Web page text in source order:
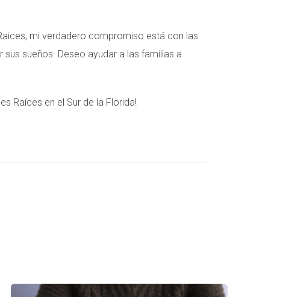
mi verdadero compromiso está con las
sueños. Deseo ayudar a las familias a
Raíces en el Sur de la Florida!